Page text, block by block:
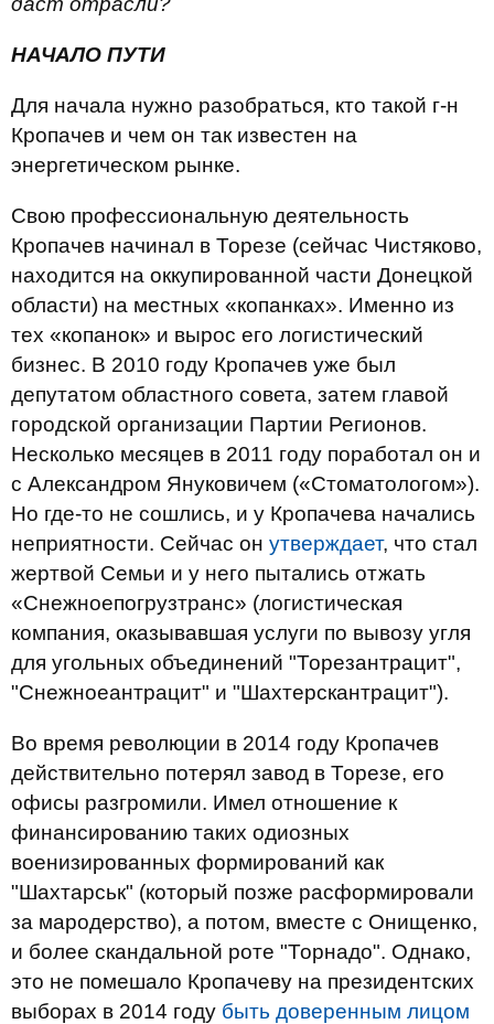
НАЧАЛО ПУТИ
Для начала нужно разобраться, кто такой г-н
Кропачев и чем он так известен на
энергетическом рынке.
Свою профессиональную деятельность
Кропачев начинал в Торезе (сейчас Чистяково,
находится на оккупированной части Донецкой
области) на местных «копанках». Именно из
тех «копанок» и вырос его логистический
бизнес. В 2010 году Кропачев уже был
депутатом областного совета, затем главой
городской организации Партии Регионов.
Несколько месяцев в 2011 году поработал он и
с Александром Януковичем («Стоматологом»).
Но где-то не сошлись, и у Кропачева начались
неприятности. Сейчас он утверждает, что стал
жертвой Семьи и у него пытались отжать
«Снежноепогрузтранс» (логистическая
компания, оказывавшая услуги по вывозу угля
для угольных объединений "Торезантрацит",
"Снежноеантрацит" и "Шахтерскантрацит").
Во время революции в 2014 году Кропачев
действительно потерял завод в Торезе, его
офисы разгромили. Имел отношение к
финансированию таких одиозных
военизированных формирований как
"Шахтарськ" (который позже расформировали
за мародерство), а потом, вместе с Онищенко,
и более скандальной роте "Торнадо". Однако,
это не помешало Кропачеву на президентских
выборах в 2014 году быть доверенным лицом